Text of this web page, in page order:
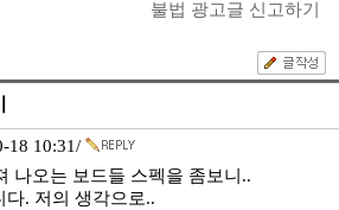
불법 광고글 신고하기
18 10:31/
나오는 보드들 스펙을 좀보니..
다. 저의 생각으로..